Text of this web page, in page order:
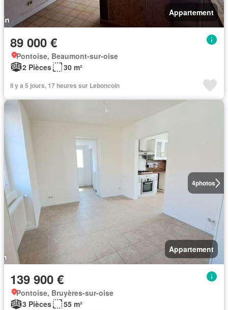
Appartement
89 000 €
Pontoise, Beaumont-sur-oise
2 Pièces
30 m²
Il y a 5 jours, 17 heures sur Leboncoin
4photos
Appartement
139 900 €
Pontoise, Bruyères-sur-oise
3 Pièces
55 m²